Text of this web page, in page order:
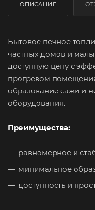
ОПИСАНИЕ
Бытовое печное
частных домов и
доступную цену с
прогревом
образование сажи и
оборудования.
Преимущества:
равномерное и
минимальное
доступность и